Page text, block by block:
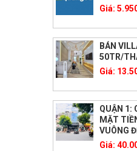
Giá:
BÁN
50TR/
Giá:
QUẬN 1:
MẶT
VUÔNG
Giá: